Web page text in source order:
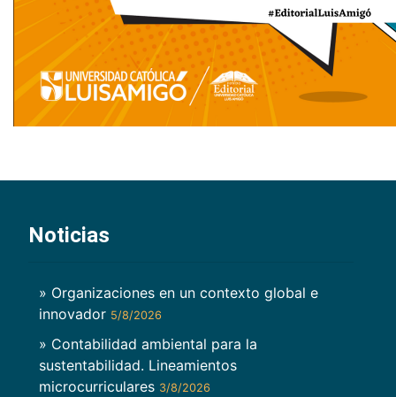
Noticias
» Organizaciones en un contexto global e
innovador 5/8/2026
» Contabilidad ambiental para la
sustentabilidad. Lineamientos
microcurriculares 3/8/2026